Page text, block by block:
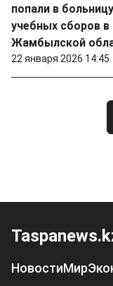
попали в
учебных сборов в
Жамбылской
22 января 2026 14:45
НовостиМир